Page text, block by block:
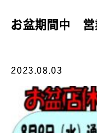
お盆期間中 営
2023.08.03